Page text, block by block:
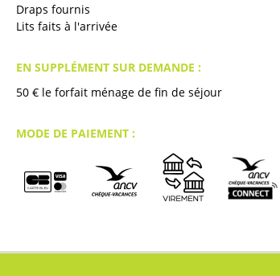
Draps fournis
Lits faits à l'arrivée
EN SUPPLÉMENT SUR DEMANDE :
50 € le forfait ménage de fin de séjour
MODE DE PAIEMENT :